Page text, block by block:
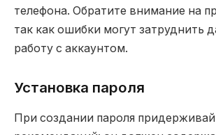
телефона. Обратите внимание на
так как ошибки могут затруднить
работу с аккаунтом.
Установка пароля
При создании пароля